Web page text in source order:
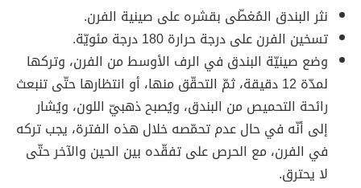
نثر البندق المُغطّى بقشره على صينية الفرن.
تسخين الفرن على درجة حرارة 180 درجة مئويّة.
وضع صينيّة البندق في الرف الأوسط من الفرن، وتركها
لمدّة 12 دقيقة، ثمّ التحقّق منها، أو انتظارها حتّى تنبعث
رائحة التحميص من البندق، ويُصبح ذهبيّ اللون، ويُشار
إلى أنّه في حال عدم تحمّصه خلال هذه الفترة، يجب تركه
في الفرن، مع الحرص على تفقّده بين الحين والآخر حتّى
لا يحترق.